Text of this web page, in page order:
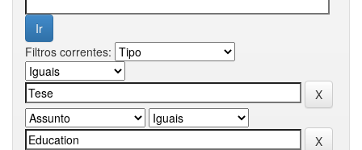
Filtros correntes: